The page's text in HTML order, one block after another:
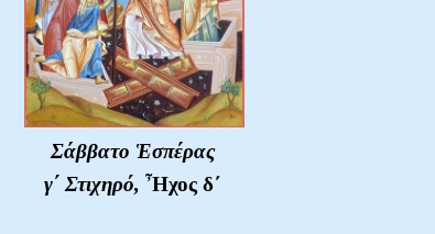
Σάββατο Ἑσπέρας
γ΄ Στιχηρό, Ἦχος δ΄